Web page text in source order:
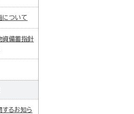
について
資備蓄指針
るお知ら